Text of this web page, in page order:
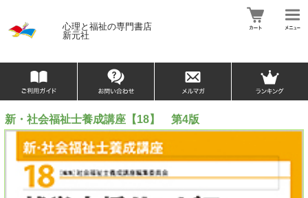
心理と福祉の専門書店
新元社
新・社会福祉士養成講座【18】 第4版